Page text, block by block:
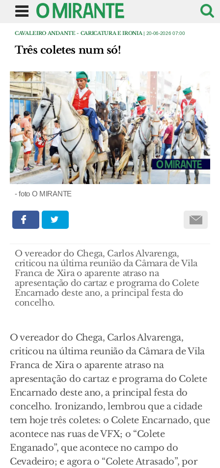
CAVALEIRO ANDANTE - CARICATURA E IRONIA | 20-06-2026 07:00
Três coletes num só!
- foto O MIRANTE
O vereador do Chega, Carlos Alvarenga,
criticou na última reunião da Câmara de Vila
Franca de Xira o aparente atraso na
apresentação do cartaz e programa do Colete
Encarnado deste ano, a principal festa do
concelho.
O vereador do Chega, Carlos Alvarenga,
criticou na última reunião da Câmara de Vila
Franca de Xira o aparente atraso na
apresentação do cartaz e programa do Colete
Encarnado deste ano, a principal festa do
concelho. Ironizando, lembrou que a cidade
tem hoje três coletes: o Colete Encarnado, que
acontece nas ruas de VFX; o “Colete
Enganado”, que acontece no campo do
Cevadeiro; e agora o “Colete Atrasado”, por